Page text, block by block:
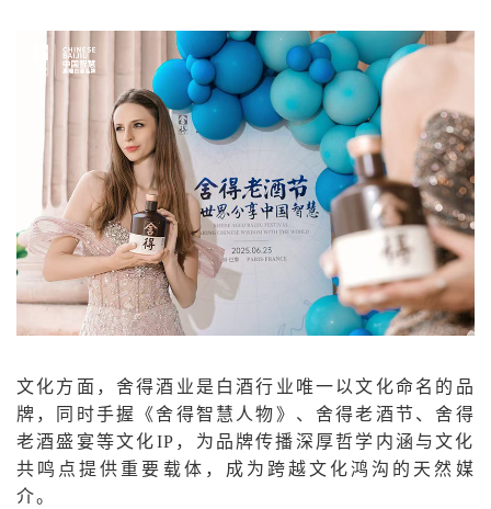
文化方面，舍得酒业是白酒行业唯一以文化命名的品
牌，同时手握《舍得智慧人物》、舍得老酒节、舍得
老酒盛宴等文化IP，为品牌传播深厚哲学内涵与文化
共鸣点提供重要载体，成为跨越文化鸿沟的天然媒
介。